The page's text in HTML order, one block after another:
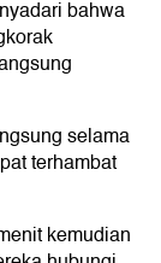
bahwa
selama
terhambat
kemudian